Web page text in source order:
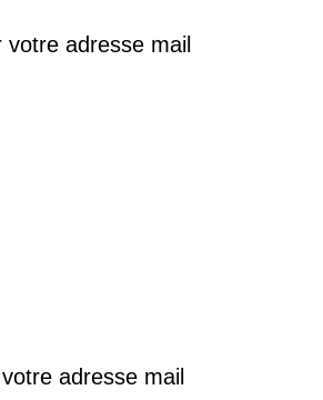
HACCP Keyfood
haccp
:
votre adresse mail
adresse mail